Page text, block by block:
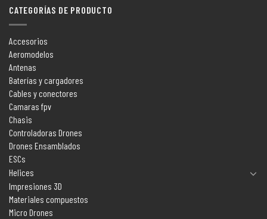
CATEGORÍAS DE PRODUCTO
Accesorios
Aeromodelos
Antenas
Baterías y cargadores
Cables y conectores
Camaras fpv
Chasis
Controladoras Drones
Drones Ensamblados
ESCs
Helices
Impresiones 3D
Materiales compuestos
Micro Drones